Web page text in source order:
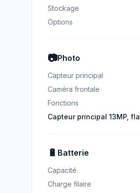
Stockage
Options
📷Photo
Capteur principal
Caméra frontale
Fonctions
Capteur principal 13MP,
🔋 Batterie
Capacité
Charge filaire